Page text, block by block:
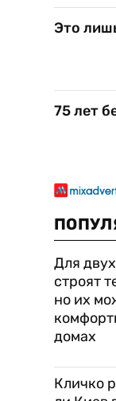
Это
75 лет
Для
строят
но их
домах
Кличко